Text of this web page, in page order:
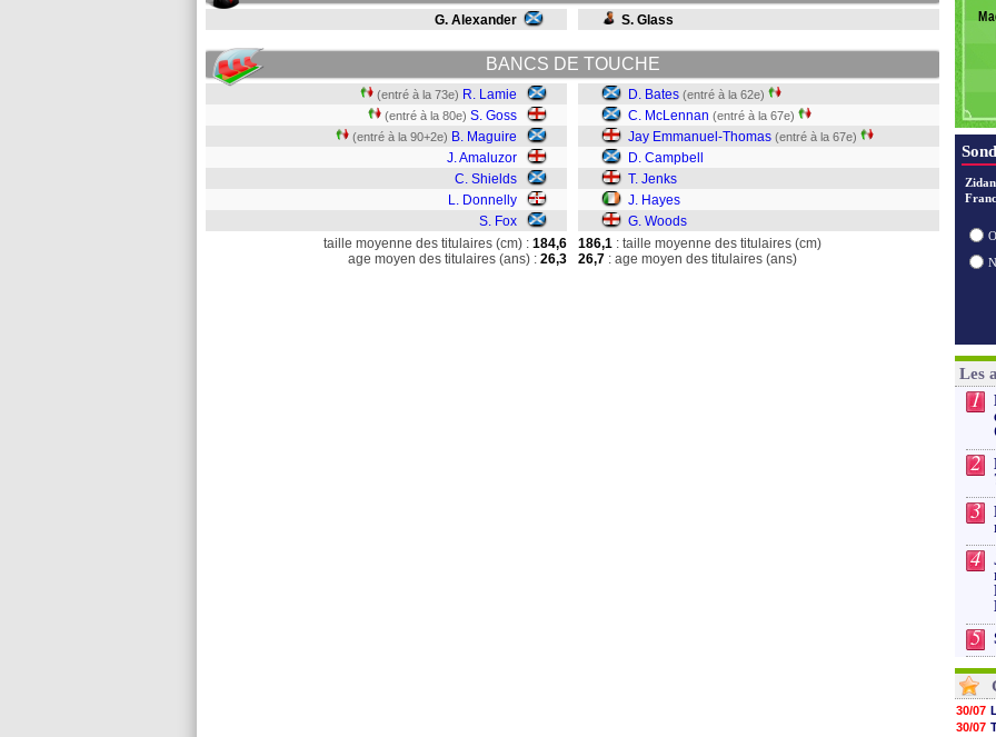
G. Alexander S. Glass
BANCS DE TOUCHE
(entré à la 73e) R. Lamie
(entré à la 80e) S. Goss
(entré à la 90+2e) B. Maguire
J. Amaluzor
C. Shields
L. Donnelly
S. Fox
D. Bates (entré à la 62e)
C. McLennan (entré à la 67e)
Jay Emmanuel-Thomas (entré à la 67e)
D. Campbell
T. Jenks
J. Hayes
G. Woods
taille moyenne des titulaires (cm) : 184,6
age moyen des titulaires (ans) : 26,3
186,1 : taille moyenne des titulaires (cm)
26,7 : age moyen des titulaires (ans)
Les
1
2
3
4
5
30/07
30/07